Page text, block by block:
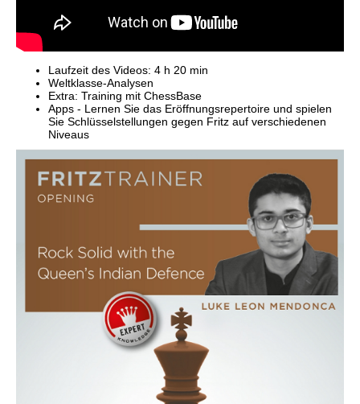
Laufzeit des Videos: 4 h 20 min
Weltklasse-Analysen
Extra: Training mit ChessBase
Apps - Lernen Sie das Eröffnungsrepertoire und spielen
Sie Schlüsselstellungen gegen Fritz auf verschiedenen
Niveaus